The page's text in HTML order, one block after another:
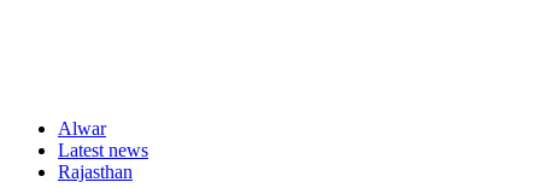
Alwar
Latest news
Rajasthan